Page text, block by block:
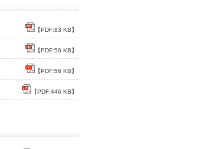
【PDF:83 KB】
【PDF:56 KB】
【PDF:56 KB】
【PDF:446 KB】